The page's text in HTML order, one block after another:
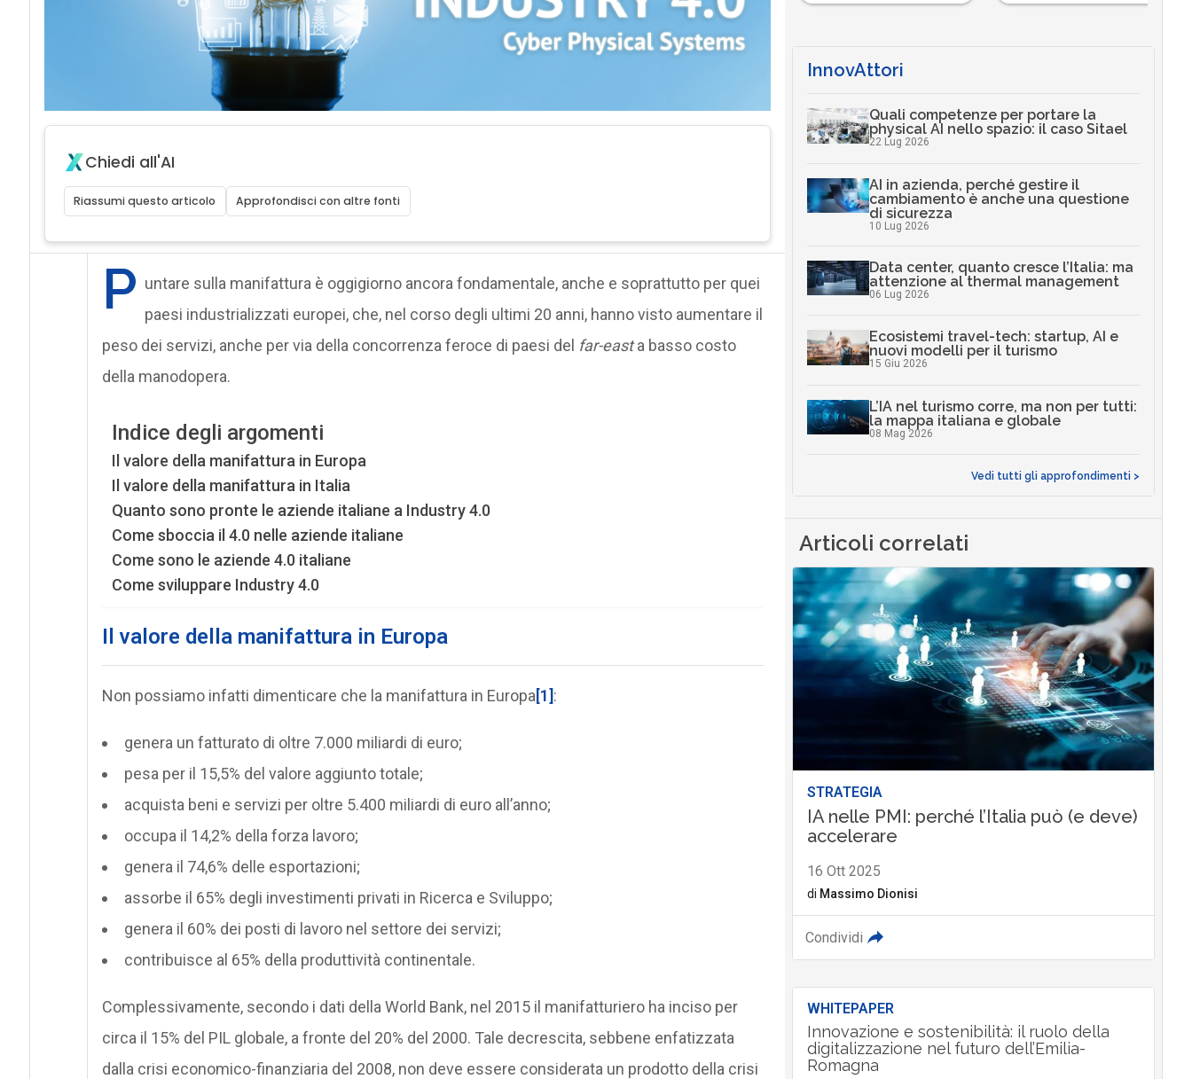
Chiedi all'AI
Riassumi questo articolo Approfondisci con altre fonti
P untare sulla manifattura è oggigiorno ancora fondamentale, anche e soprattutto per quei
paesi industrializzati europei, che, nel corso degli ultimi 20 anni, hanno visto aumentare il
peso dei servizi, anche per via della concorrenza feroce di paesi del far-easta basso costo
della manodopera.
Indice degli argomenti
Il valore della manifattura in Europa
Il valore della manifattura in Italia
Quanto sono pronte le aziende italiane a Industry 4.0
Come sboccia il 4.0 nelle aziende italiane
Come sono le aziende 4.0 italiane
Come sviluppare Industry 4.0
Il valore della manifattura in Europa
Non possiamo infatti dimenticare che la manifattura in Europa[1]:
genera un fatturato di oltre 7.000 miliardi di euro;
pesa per il 15,5% del valore aggiunto totale;
acquista beni e servizi per oltre 5.400 miliardi di euro all’anno;
occupa il 14,2% della forza lavoro;
genera il 74,6% delle esportazioni;
assorbe il 65% degli investimenti privati in Ricerca e Sviluppo;
genera il 60% dei posti di lavoro nel settore dei servizi;
contribuisce al 65% della produttività continentale.
Complessivamente, secondo i dati della World Bank, nel 2015 il manifatturiero ha inciso per
circa il 15% del PIL globale, a fronte del 20% del 2000. Tale decrescita, sebbene enfatizzata
dalla crisi economico-finanziaria del 2008, non deve essere considerata un prodotto della crisi
InnovAttori
Quali competenze per portare la
physical AI nello spazio: il caso Sitael
22 Lug 2026
AI in azienda, perché gestire il
cambiamento è anche una questione
di sicurezza
10 Lug 2026
Data center, quanto cresce l’Italia: ma
attenzione al thermal management
06 Lug 2026
Ecosistemi travel-tech: startup, AI e
nuovi modelli per il turismo
15 Giu 2026
L’IA nel turismo corre, ma non per tutti:
la mappa italiana e globale
08 Mag 2026
Vedi tutti gli approfondimenti >
Articoli correlati
STRATEGIA
IA nelle PMI: perché l’Italia può (e deve)
accelerare
16 Ott 2025
di Massimo Dionisi
Condividi
WHITEPAPER
Innovazione e sostenibilità: il ruolo della
digitalizzazione nel futuro dell’Emilia-
Romagna